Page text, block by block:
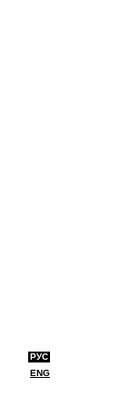
РУС
ENG